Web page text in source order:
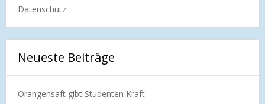
Datenschutz
Neueste Beiträge
Orangensaft gibt Studenten Kraft